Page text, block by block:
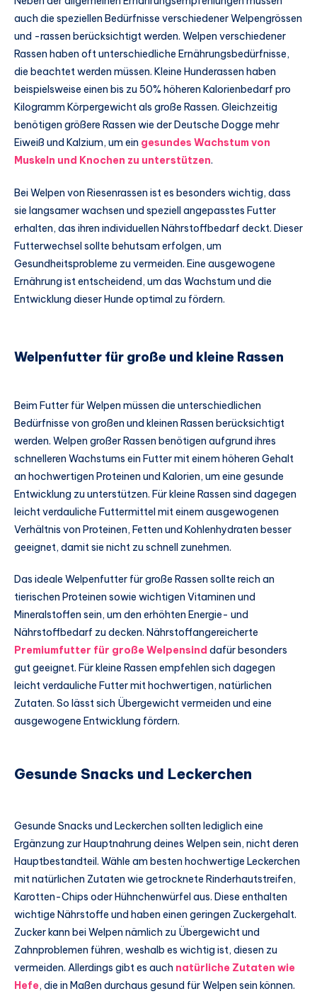
auch die speziellen Bedürfnisse verschiedener Welpengrössen
und -rassen berücksichtigt werden. Welpen verschiedener
Rassen haben oft unterschiedliche Ernährungsbedürfnisse,
die beachtet werden müssen. Kleine Hunderassen haben
beispielsweise einen bis zu 50% höheren Kalorienbedarf pro
Kilogramm Körpergewicht als große Rassen. Gleichzeitig
benötigen größere Rassen wie der Deutsche Dogge mehr
Eiweiß und Kalzium, um ein gesundes Wachstum von
Muskeln und Knochen zu unterstützen.
Bei Welpen von Riesenrassen ist es besonders wichtig, dass
sie langsamer wachsen und speziell angepasstes Futter
erhalten, das ihren individuellen Nährstoffbedarf deckt. Dieser
Futterwechsel sollte behutsam erfolgen, um
Gesundheitsprobleme zu vermeiden. Eine ausgewogene
Ernährung ist entscheidend, um das Wachstum und die
Entwicklung dieser Hunde optimal zu fördern.
Welpenfutter für große und kleine Rassen
Beim Futter für Welpen müssen die unterschiedlichen
Bedürfnisse von großen und kleinen Rassen berücksichtigt
werden. Welpen großer Rassen benötigen aufgrund ihres
schnelleren Wachstums ein Futter mit einem höheren Gehalt
an hochwertigen Proteinen und Kalorien, um eine gesunde
Entwicklung zu unterstützen. Für kleine Rassen sind dagegen
leicht verdauliche Futtermittel mit einem ausgewogenen
Verhältnis von Proteinen, Fetten und Kohlenhydraten besser
geeignet, damit sie nicht zu schnell zunehmen.
Das ideale Welpenfutter für große Rassen sollte reich an
tierischen Proteinen sowie wichtigen Vitaminen und
Mineralstoffen sein, um den erhöhten Energie- und
Nährstoffbedarf zu decken. Nährstoffangereicherte
Premiumfutter für große Welpensind dafür besonders
gut geeignet. Für kleine Rassen empfehlen sich dagegen
leicht verdauliche Futter mit hochwertigen, natürlichen
Zutaten. So lässt sich Übergewicht vermeiden und eine
ausgewogene Entwicklung fördern.
Gesunde Snacks und Leckerchen
Gesunde Snacks und Leckerchen sollten lediglich eine
Ergänzung zur Hauptnahrung deines Welpen sein, nicht deren
Hauptbestandteil. Wähle am besten hochwertige Leckerchen
mit natürlichen Zutaten wie getrocknete Rinderhautstreifen,
Karotten-Chips oder Hühnchenwürfel aus. Diese enthalten
wichtige Nährstoffe und haben einen geringen Zuckergehalt.
Zucker kann bei Welpen nämlich zu Übergewicht und
Zahnproblemen führen, weshalb es wichtig ist, diesen zu
vermeiden. Allerdings gibt es auch natürliche Zutaten wie
Hefe, die in Maßen durchaus gesund für Welpen sein können.